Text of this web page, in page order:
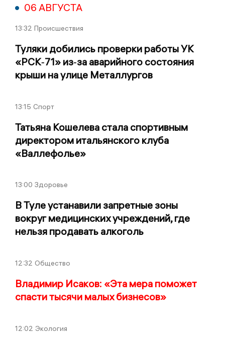
06 АВГУСТА
13:32 Происшествия
Туляки добились проверки работы УК
«РСК‑71» из‑за аварийного состояния
крыши на улице Металлургов
13:15 Спорт
Татьяна Кошелева стала спортивным
директором итальянского клуба
«Валлефолье»
13:00 Здоровье
В Туле устанавили запретные зоны
вокруг медицинских учреждений, где
нельзя продавать алкоголь
12:32 Общество
Владимир Исаков: «Эта мера поможет
спасти тысячи малых бизнесов»
12:02 Экология